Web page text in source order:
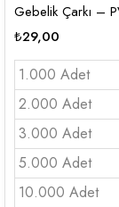
Gebelik Çarkı –
₺29,00
1.000 Adet
2.000 Adet
3.000 Adet
5.000 Adet
10.000 Adet